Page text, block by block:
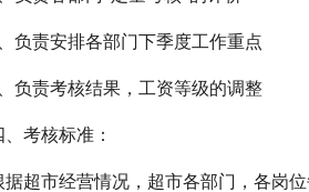
负责安排各部门下季度工作重点
负责考核结果，工资等级的调整
、考核标准：
据超市经营情况，超市各部门，各岗